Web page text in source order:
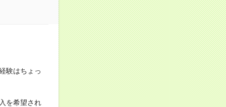
験はちょっ
を希望され